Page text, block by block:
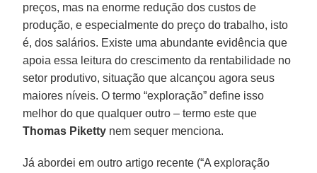
preços, mas na enorme redução dos custos de
produção, e especialmente do preço do trabalho, isto
é, dos salários. Existe uma abundante evidência que
apoia essa leitura do crescimento da rentabilidade no
setor produtivo, situação que alcançou agora seus
maiores níveis. O termo “exploração” define isso
melhor do que qualquer outro – termo este que
Thomas Piketty nem sequer menciona.
Já abordei em outro artigo recente (“A exploração